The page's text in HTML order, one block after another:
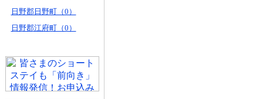
日野郡日野町（0）
日野郡江府町（0）